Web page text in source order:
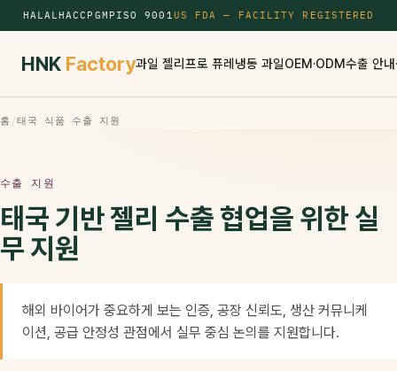
HALALHACCP GMP ISO 9001US FDA — FACILITY REGISTERED
HNK Factory과일 젤리프로 퓨레냉동 과일OEM·ODM수출 안내
홈 /태국 식품 수출 지원
수출 지원
태국 기반 젤리 수출 협업을 위한 실
무 지원
해외 바이어가 중요하게 보는 인증, 공장 신뢰도, 생산 커뮤니케
이션, 공급 안정성 관점에서 실무 중심 논의를 지원합니다.